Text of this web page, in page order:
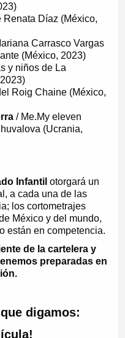
Díaz (México,
Carrasco Vargas
(México, 2023)
y niños de La
Roig Chaine (México,
/ Me.My eleven
(Ucrania,
Infantil otorgará un
a cada una de las
los cortometrajes
México y del mundo,
están en competencia.
de la cartelera y
preparadas en
digamos: